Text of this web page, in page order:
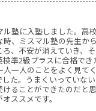
塾に入塾しました。高
、ミスマル塾の先生か
、不安が消えていき、
準2級プラスに合格で
一人のことをよく見
た。うまくいっていな
ることができたのだと
ススメです。